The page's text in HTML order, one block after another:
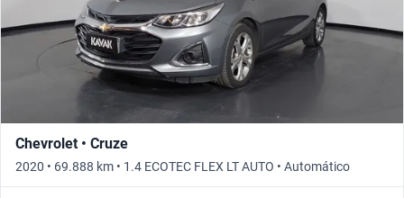
Chevrolet • Cruze
2020 • 69.888 km • 1.4 ECOTEC FLEX LT AUTO • Automático